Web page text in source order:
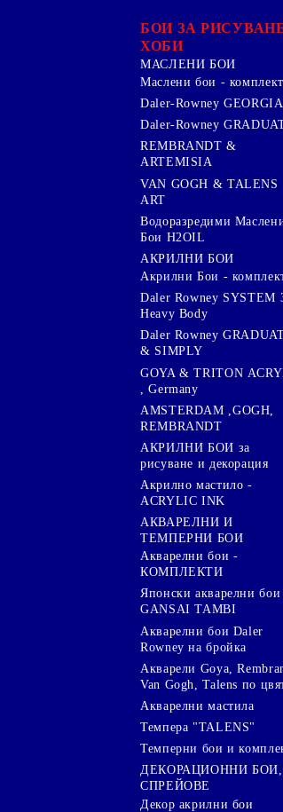
БОИ ЗА
ХОБИ
МАСЛЕНИ БОИ
Маслени бои -
Daler-Rowney
Daler-Rowney
REMBRANDT &
ARTEMISIA
VAN GOGH & TALENS
ART
Водоразредими
Бои H2OIL
АКРИЛНИ БОИ
Акрилни Бои -
Daler Rowney SYSTEM
Heavy Body
Daler Rowney
& SIMPLY
GOYA & TRITON
, Germany
AMSTERDAM ,GOGH,
REMBRANDT
АКРИЛНИ БОИ за
рисуване и декорация
Акрилно мастило -
ACRYLIC INK
АКВАРЕЛНИ И
ТЕМПЕРНИ БОИ
Акварелни бои -
КОМПЛЕКТИ
Японски акварелни бои
GANSAI TAMBI
Акварелни бои Daler
Rowney на бройка
Акварели Goya,
Van Gogh, Talens по
Акварелни мастила
Темпера "TALENS"
Темперни бои и
ДЕКОРАЦИОННИ БОИ,
СПРЕЙОВЕ
Декор акрилни бои